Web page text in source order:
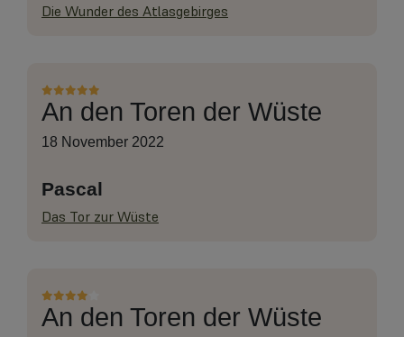
Die Wunder des Atlasgebirges
An den Toren der Wüste
18 November 2022
Pascal
Das Tor zur Wüste
An den Toren der Wüste